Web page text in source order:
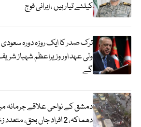
کیلئے تیار ہیں ، ایرانی فوج
ترک صدر کا ایک روزہ دورہ
ولی عہد اور وزیراعظم شہباز
گے
دمشق کے نواحی علاقے جرمانہ
دھماکہ، 2 افراد جاں بحق، متعدد زخمی